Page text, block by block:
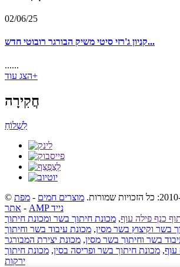
02/06/25
קניון ג'רזי סיטי משיק הבורגר רובוטי חדש...
......
הצג עוד+
חֲקִירָה
לִשְׁלוֹחַ
מוצרים חמים - מפת
אתר -
AMP נייד
כנף פילה עוף, מכונת חיתוך בשר ומכונת חיתוך
בשר וקיצוץ בשר מסין, מכונת עיבוד בשר וחיתוך
בשר וחיתוך בשר מסין, מכונת יצירת המבורגר
עוף, מכונת חיתוך בשר ופריסה בסין, מכונת חיתוך
ירקות